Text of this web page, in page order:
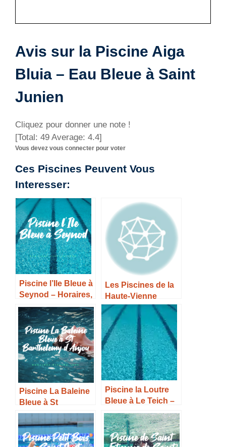
Avis sur la Piscine Aiga
Bluia – Eau Bleue à Saint
Junien
Cliquez pour donner une note !
[Total: 49 Average: 4.4]
Vous devez vous connecter pour voter
Ces Piscines Peuvent Vous
Interesser:
Piscine l’Ile Bleue à
Seynod – Horaires,
Tarifs et Infos –
Les Piscines de la
Haute-Vienne
Piscine La Baleine
Bleue à St
Barthelemy
d’Anjou – Horaires,
Tarifs et Infos –
Piscine la Loutre
Bleue à Le Teich –
Horaires, Tarifs et
infos –